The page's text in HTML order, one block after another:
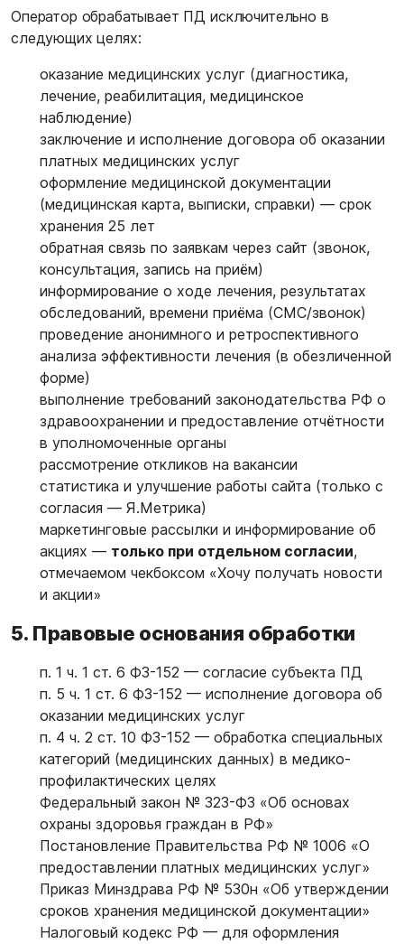
Оператор обрабатывает ПД исключительно в
следующих целях:
оказание медицинских услуг (диагностика,
лечение, реабилитация, медицинское
наблюдение)
заключение и исполнение договора об оказании
платных медицинских услуг
оформление медицинской документации
(медицинская карта, выписки, справки) — срок
хранения 25 лет
обратная связь по заявкам через сайт (звонок,
консультация, запись на приём)
информирование о ходе лечения, результатах
обследований, времени приёма (СМС/звонок)
проведение анонимного и ретроспективного
анализа эффективности лечения (в обезличенной
форме)
выполнение требований законодательства РФ о
здравоохранении и предоставление отчётности
в уполномоченные органы
рассмотрение откликов на вакансии
статистика и улучшение работы сайта (только с
согласия — Я.Метрика)
маркетинговые рассылки и информирование об
акциях — только при отдельном согласии,
отмечаемом чекбоксом «Хочу получать новости
и акции»
5. Правовые основания обработки
п. 1 ч. 1 ст. 6 ФЗ-152 — согласие субъекта ПД
п. 5 ч. 1 ст. 6 ФЗ-152 — исполнение договора об
оказании медицинских услуг
п. 4 ч. 2 ст. 10 ФЗ-152 — обработка специальных
категорий (медицинских данных) в медико-
профилактических целях
Федеральный закон № 323-ФЗ «Об основах
охраны здоровья граждан в РФ»
Постановление Правительства РФ № 1006 «О
предоставлении платных медицинских услуг»
Приказ Минздрава РФ № 530н «Об утверждении
сроков хранения медицинской документации»
Налоговый кодекс РФ — для оформления